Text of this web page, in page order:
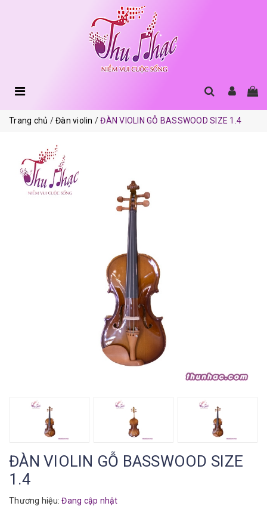
Trang chủ Đàn violin ĐÀN VIOLIN GỖ BASSWOOD SIZE 1.4
ĐÀN VIOLIN GỖ BASSWOOD SIZE
1.4
Thương hiệu: Đang cập nhật